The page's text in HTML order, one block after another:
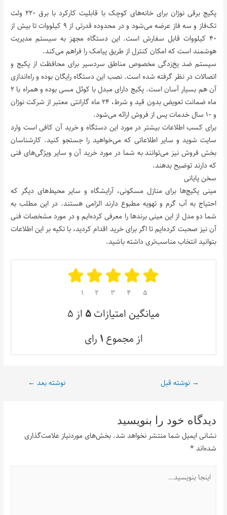
پکیج برقی نوژان برای خانه‌های کوچک با قابلیت کارکرد با برق ۲۲۰ ولت
تک‌فاز و سه فاز عرضه می‌شود و در محدوده قدرتی از ۹ کیلووات تا بیش از
۴۰ کیلووات قابل سفارش است. این دستگاه مجهز به سیستم مدیریت
هوشمند است که امکان کنترل از طریق پیامک را فراهم می‌کند.
سیستم ضد یخ‌زدگی مخصوص مناطق سردسیر برای محافظت از پکیج و
اتصالات در نظر گرفته شده است. نصب این دستگاه رایگان بوده و راه‌اندازی
آن هم بسیار آسان است. پکیج دارای مبدل با کوئل مسی بوده و همراه با ۲
ماه ضمانت تعویض بدون قید و شرط، ۲۴ ماه گارانتی معتبر از شرکت نوژان
و ۱۰ سال خدمات پس از فروش ارائه می‌شود.
برای کسب اطلاعات بیشتر در مورد این دستگاه و خرید آن کافی است وارد
سایت شوید و سایر اطلاعاتی که می‌خواهید را جستجو کنید. کارشناسان
بخش فروش نیز می‌توانند به شما در مورد خرید آن و سایر ویژگی‌های فنی
که دارند توضیح بدهند.
سخن پایانی
مینی پکیج‌ها برای منازل مسکونی، آرایشگاه و سایر محیط‌های دیگر که
احتیاج به آب گرم و تهویه مطبوع دارند الزامی هستند. در این مطلب به
شما دو مدل از این مینی برندها را معرفی کرده‌ایم و در مورد مشخصات فنی
آن نیز صحبت کرده‌ایم تا اگر برای خرید اقدام کردید، با تکیه بر این اطلاعات
بتوانید انتخاب مناسب‌تری داشته باشید.
۱ ۲ ۳ ۴ ۵
میانگین امتیازات۵ از ۵
از مجموع ۱ رای
→ نوشته قبل نوشته بعد ←
دیدگاه‌ خود را بنویسید
نشانی ایمیل شما منتشر نخواهد شد. بخش‌های موردنیاز علامت‌گذاری
شده‌اند *